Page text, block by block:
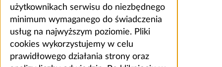
użytkownikach serwisu do niezbędnego
minimum wymaganego do świadczenia
usług na najwyższym poziomie. Pliki
cookies wykorzystujemy w celu
prawidłowego działania strony oraz